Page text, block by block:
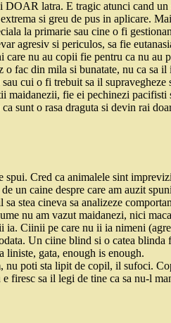
DOAR latra. E tragic atunci cand
si greu de pus in aplicare.
la primarie sau cine o fi
agresiv si periculos, sa fie
nu au copii fie pentru ca nu au
o fac din mila si bunatate, nu ca sa
cui o fi trebuit sa il supravegheze
maidanezii, fie ei pechinezi
sunt o rasa draguta si devin rai
spui. Cred ca animalele sint
un caine despre care am auzit
stea cineva sa analizeze
nu am vazut maidanezi, nici
ia. Ciinii pe care nu ii ia nimeni
Un ciine blind si o catea blinda
liniste, gata, enough is enough.
nu poti sta lipit de copil, il sufoci.
firesc sa il legi de tine ca sa nu-l